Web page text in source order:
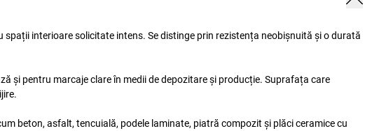
spații interioare solicitate intens. Se distinge prin rezistența neobișnuită și o durată
și pentru marcaje clare în medii de depozitare și producție. Suprafața care
beton, asfalt, tencuială, podele laminate, piatră compozit și plăci ceramice cu